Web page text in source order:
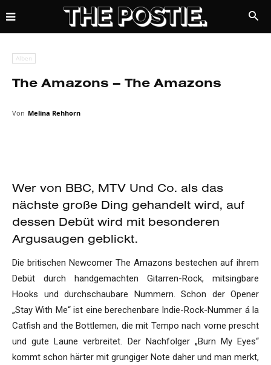
Alben
The Amazons – The Amazons
Von Melina Rehhorn
Wer von BBC, MTV Und Co. als das
nächste große Ding gehandelt wird, auf
dessen Debüt wird mit besonderen
Argusaugen geblickt.
Die britischen Newcomer The Amazons bestechen auf ihrem
Debüt durch handgemachten Gitarren-Rock, mitsingbare
Hooks und durchschaubare Nummern. Schon der Opener
„Stay With Me“ ist eine berechenbare Indie-Rock-Nummer á la
Catfish and the Bottlemen, die mit Tempo nach vorne prescht
und gute Laune verbreitet. Der Nachfolger „Burn My Eyes“
kommt schon härter mit grungiger Note daher und man merkt,